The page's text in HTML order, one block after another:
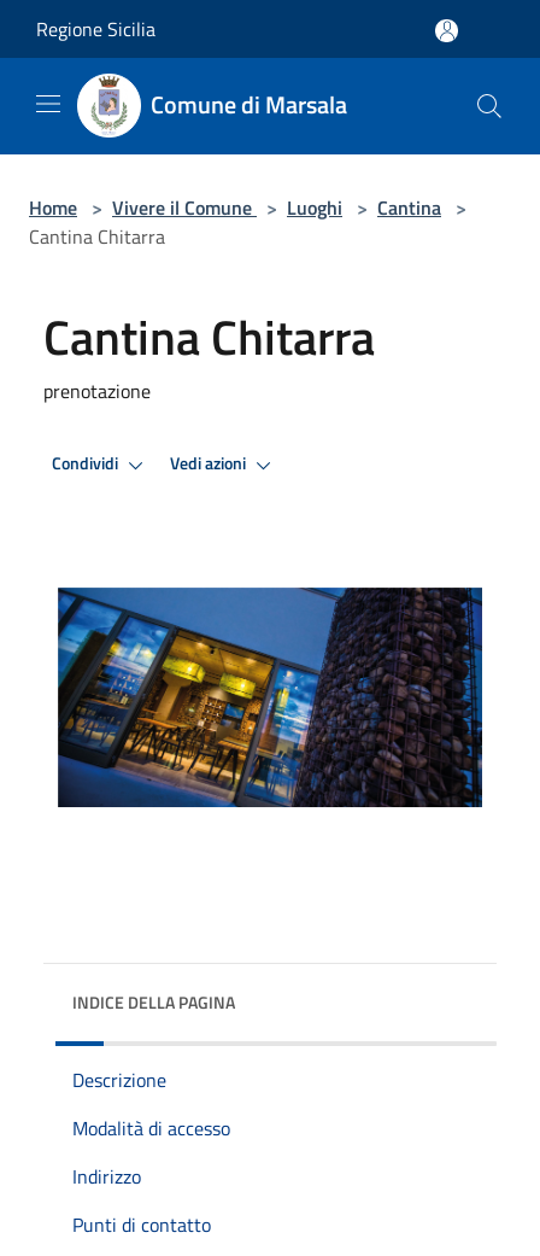
Regione Sicilia
Comune di Marsala
Home > Vivere il Comune > Luoghi > Cantina >
Cantina Chitarra
Cantina Chitarra
prenotazione
Condividi Vedi azioni
INDICE DELLA PAGINA
Descrizione
Modalità di accesso
Indirizzo
Punti di contatto